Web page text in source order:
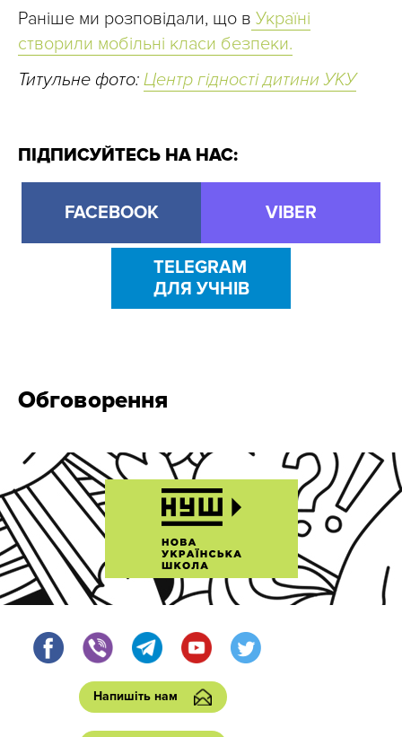
Раніше ми розповідали, що в Україні
створили мобільні класи безпеки.
Титульне фото: Центр гідності дитини УКУ
ПІДПИСУЙТЕСЬ НА НАС:
FACEBOOK VIBER
TELEGRAM
ДЛЯ УЧНІВ
Обговорення
Напишіть нам